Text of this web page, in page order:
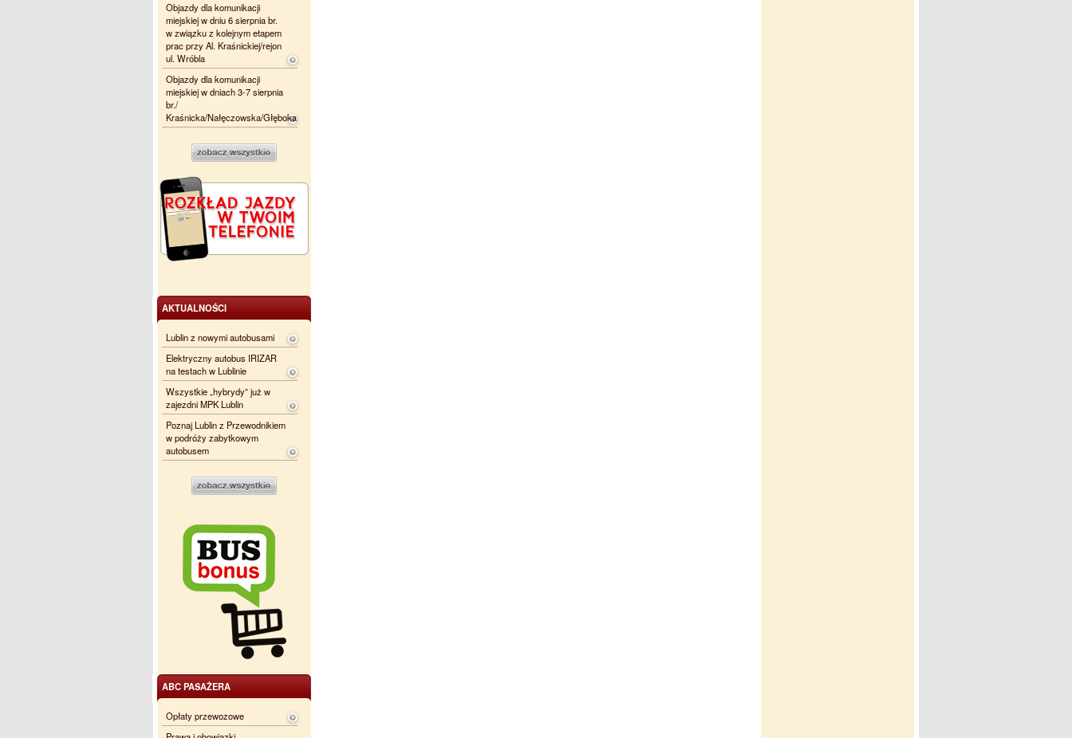
Objazdy dla komunikacji
miejskiej w dniu 6 sierpnia br.
w związku z kolejnym etapem
prac przy Al. Kraśnickiej/rejon
ul. Wróbla
Objazdy dla komunikacji
miejskiej w dniach 3-7 sierpnia
br./
Kraśnicka/Nałęczowska/Głęboka
AKTUALNOŚCI
Lublin z nowymi autobusami
Elektryczny autobus IRIZAR
na testach w Lublinie
Wszystkie „hybrydy” już w
zajezdni MPK Lublin
Poznaj Lublin z Przewodnikiem
w podróży zabytkowym
autobusem
ABC PASAŻERA
Opłaty przewozowe